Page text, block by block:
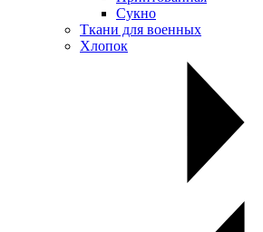
Сукно
Ткани для военных
Хлопок